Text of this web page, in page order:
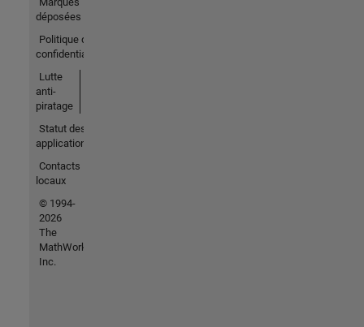
déposées
Politique de
confidentialité
Lutte
anti-
piratage
Statut des
applications
Contacts
locaux
© 1994-
2026
The
MathWorks,
Inc.